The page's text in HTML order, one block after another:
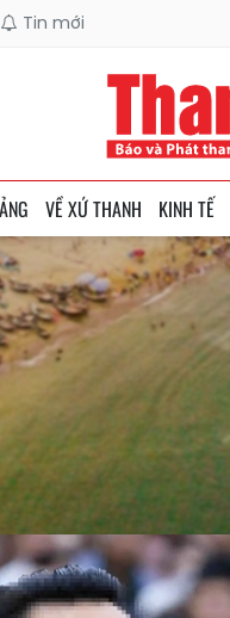
Tin mới
VỀ XỨ THANH KINH TẾ